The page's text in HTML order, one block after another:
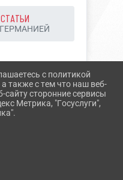
СТАТЬИ
С
с политикой
также с тем что наш веб-
сайту сторонние сервисы
Метрика, "Госуслуги",